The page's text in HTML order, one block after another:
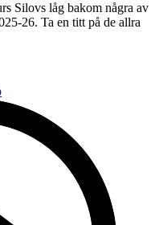
Silovs låg bakom några av
26. Ta en titt på de allra